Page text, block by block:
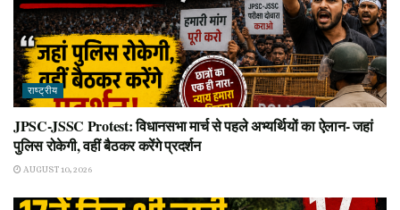
राष्ट्रीय
JPSC-JSSC Protest: विधानसभा मार्च से पहले अभ्यर्थियों का ऐलान- जहां
पुलिस रोकेगी, वहीं बैठकर करेंगे प्रदर्शन
AUGUST 10, 2026